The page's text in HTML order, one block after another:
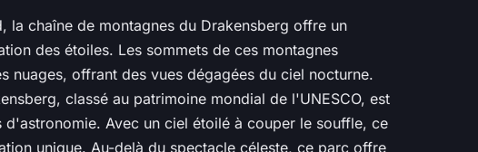
la chaîne de montagnes du Drakensberg offre un
des étoiles. Les sommets de ces montagnes
nuages, offrant des vues dégagées du ciel nocturne.
classé au patrimoine mondial de l'UNESCO, est
Avec un ciel étoilé à couper le souffle, ce
unique. Au-delà du spectacle céleste, ce parc offre